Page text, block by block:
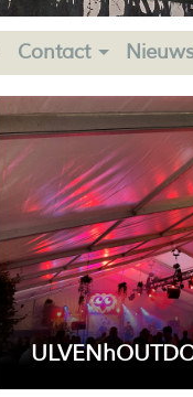
Contact